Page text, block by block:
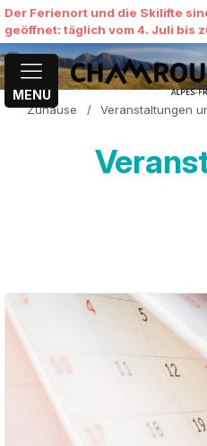
Der Ferienort und die Skilifte
geöffnet: täglich vom 4. Juli bis
MENU
Zuhause / Veranstaltungen